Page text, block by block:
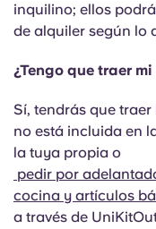
inquilino; ellos
de alquiler según lo
¿Tengo que traer
Sí, tendrás que
no está incluida en
la tuya propia o
pedir por
cocina y artículos
a través de